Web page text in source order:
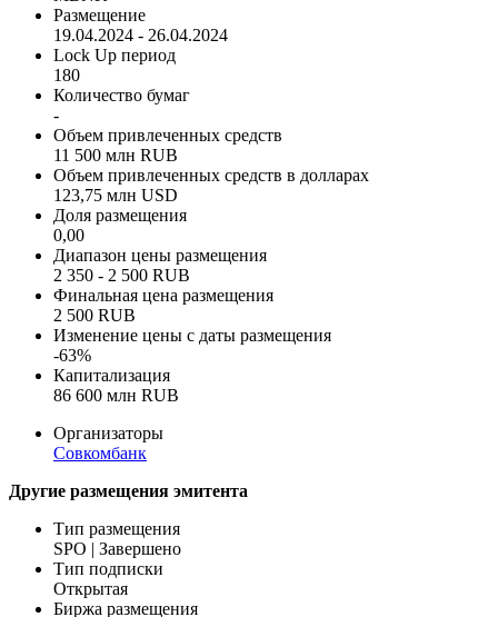
Размещение
19.04.2024 - 26.04.2024
Lock Up период
180
Количество бумаг
-
Объем привлеченных средств
11 500 млн RUB
Объем привлеченных средств в долларах
123,75 млн USD
Доля размещения
0,00
Диапазон цены размещения
2 350 - 2 500 RUB
Финальная цена размещения
2 500 RUB
Изменение цены с даты размещения
-63%
Капитализация
86 600 млн RUB
Организаторы
Совкомбанк
Другие размещения эмитента
Тип размещения
SPO | Завершено
Тип подписки
Открытая
Биржа размещения